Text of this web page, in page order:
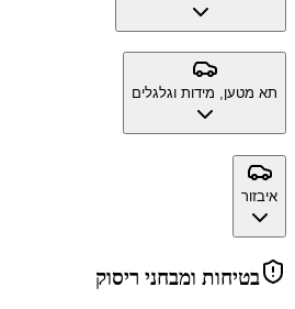
תא מטען, מידות וגלגלים
איבזור
בטיחות ומבחני ריסוק